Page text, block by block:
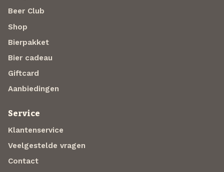
Beer Club
Shop
Bierpakket
Bier cadeau
Giftcard
Aanbiedingen
Service
Klantenservice
Veelgestelde vragen
Contact